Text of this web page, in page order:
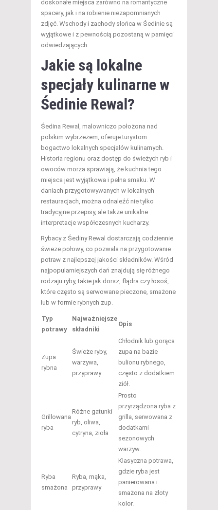
doskonałe miejsca zarówno na romantyczne
spacery, jak i na robienie niezapomnianych
zdjęć. Wschody i zachody słońca w Śedinie są
wyjątkowe i z pewnością pozostaną w pamięci
odwiedzających.
Jakie są lokalne
specjały kulinarne w
Śedinie Rewal?
Śedina Rewal, malowniczo położona nad
polskim wybrzeżem, oferuje turystom
bogactwo lokalnych specjałów kulinarnych.
Historia regionu oraz dostęp do świeżych ryb i
owoców morza sprawiają, że kuchnia tego
miejsca jest wyjątkowa i pełna smaku. W
daniach przygotowywanych w lokalnych
restauracjach, można odnaleźć nie tylko
tradycyjne przepisy, ale także unikalne
interpretacje współczesnych kucharzy.
Rybacy z Śediny Rewal dostarczają codziennie
świeże połowy, co pozwala na przygotowanie
potraw z najlepszej jakości składników. Wśród
najpopularniejszych dań znajdują się różnego
rodzaju ryby, takie jak dorsz, flądra czy łosoś,
które często są serwowane pieczone, smażone
lub w formie rybnych zup.
Typ
potrawy
Najważniejsze
składniki
Opis
Zupa
rybna
Świeże ryby,
warzywa,
przyprawy
Chłodnik lub gorąca
zupa na bazie
bulionu rybnego,
często z dodatkiem
ziół.
Grillowana
ryba
Różne gatunki
ryb, oliwa,
cytryna, zioła
Prosto
przyrządzona ryba z
grilla, serwowana z
dodatkami
sezonowych
warzyw.
Ryba
smażona
Ryba, mąka,
przyprawy
Klasyczna potrawa,
gdzie ryba jest
panierowana i
smażona na złoty
kolor.